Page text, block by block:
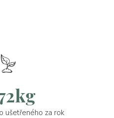
ušetřeného za rok